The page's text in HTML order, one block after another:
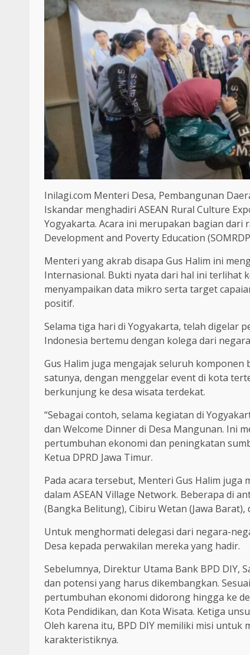
Inilagi.com Menteri Desa, Pembangunan
Iskandar menghadiri ASEAN Rural Culture
Yogyakarta. Acara ini merupakan bagian dari
Development and Poverty Education
Menteri yang akrab disapa Gus Halim ini
Internasional. Bukti nyata dari hal ini terlihat
menyampaikan data mikro serta target
positif.
Selama tiga hari di Yogyakarta, telah digelar
Indonesia bertemu dengan kolega dari
Gus Halim juga mengajak seluruh
satunya, dengan menggelar event di kota
berkunjung ke desa wisata terdekat.
“Sebagai contoh, selama kegiatan di
dan Welcome Dinner di Desa Mangunan. Ini
pertumbuhan ekonomi dan peningkatan
Ketua DPRD Jawa Timur.
Pada acara tersebut, Menteri Gus Halim
dalam ASEAN Village Network. Beberapa di
(Bangka Belitung), Cibiru Wetan (Jawa
Untuk menghormati delegasi dari negara-
Desa kepada perwakilan mereka yang hadir.
Sebelumnya, Direktur Utama Bank BPD DIY,
dan potensi yang harus dikembangkan.
pertumbuhan ekonomi didorong hingga ke
Kota Pendidikan, dan Kota Wisata. Ketiga
Oleh karena itu, BPD DIY memiliki misi
karakteristiknya.